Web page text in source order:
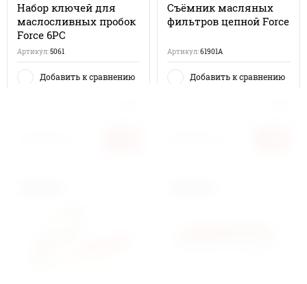
Набор ключей для
маслосливных пробок
Force 6PC
Артикул:5061
Добавить к сравнению
Съёмник масляных
фильтров цепной Force
Артикул:61901A
Добавить к сравнению